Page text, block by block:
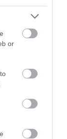
or
FŐAPÁTSÁG